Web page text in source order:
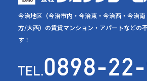
今治地区（今治市内・今治東・今治西・今治
方/大西）の賃貸マンション・アパートなどの
す！